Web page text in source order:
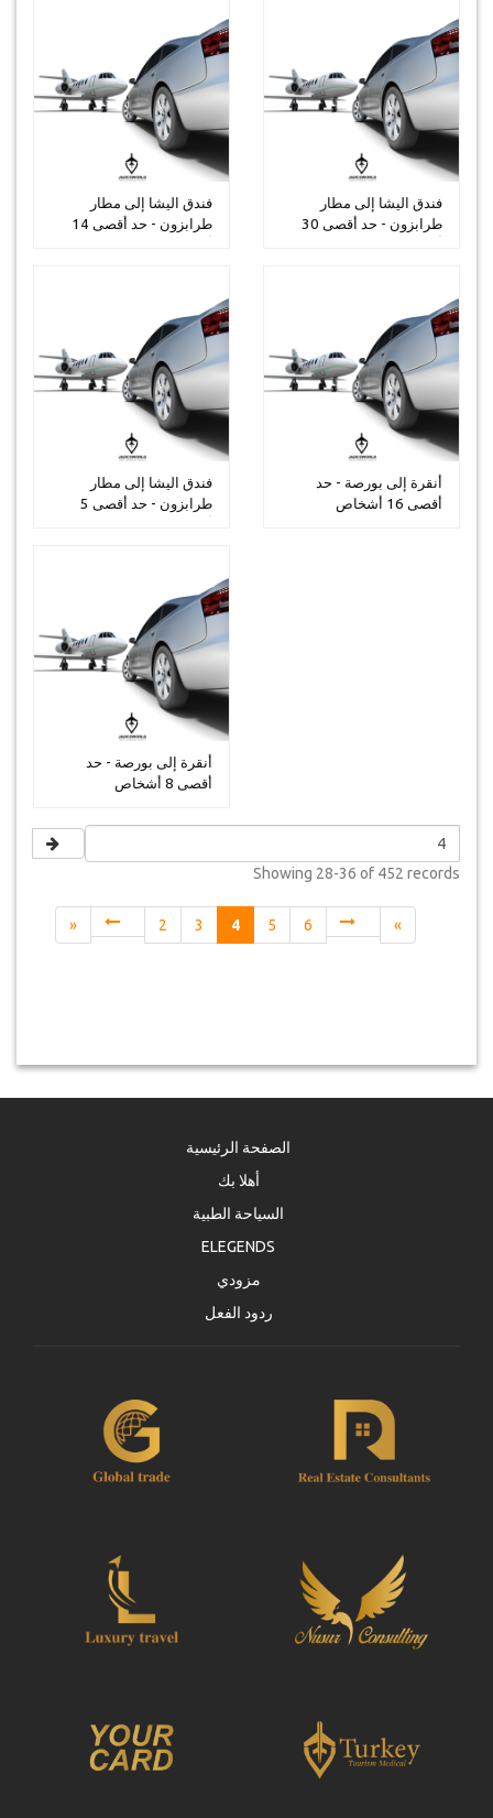
فندق اليشا إلى مطار
طرابزون - حد أقصى 14
فندق اليشا إلى مطار
طرابزون - حد أقصى 30
فندق اليشا إلى مطار
طرابزون - حد أقصى 5
أنقرة إلى بورصة - حد
أقصى 16 أشخاص
أنقرة إلى بورصة - حد
أقصى 8 أشخاص
Showing 28-36 of 452 records
« 2 3 4 5 6 »
الصفحة الرئيسية
أهلا بك
السياحة الطبية
ELEGENDS
مزودي
ردود الفعل